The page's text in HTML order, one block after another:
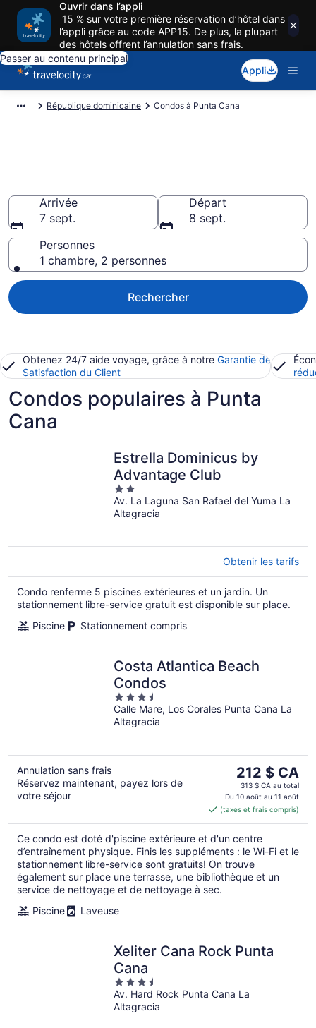
Ouvrir dans l’appli
15 % sur votre première réservation d’hôtel dans
l’appli grâce au code APP15. De plus, la plupart
des hôtels offrent l’annulation sans frais.
Passer au contenu principal
Appli
République dominicaine Condos à Punta Cana
Arrivée
7 sept.
Départ
8 sept.
Personnes
1 chambre, 2 personnes
Rechercher
Obtenez 24/7 aide voyage, grâce à notre Garantie de
Satisfaction du Client
Condos populaires à Punta
Cana
Estrella Dominicus by
Advantage Club
2
out
of
Av. La Laguna San Rafael del Yuma La
Altagracia
Obtenir les tarifs
Condo renferme 5 piscines extérieures et un jardin. Un
stationnement libre-service gratuit est disponible sur place.
Piscine
Stationnement compris
Costa Atlantica Beach
Condos
3.5
out
of
Calle Mare, Los Corales Punta Cana La
Altagracia
Annulation sans frais
Réservez maintenant, payez lors de
votre séjour
Le
prix
est
de 212 $ CA
par
nuit
212 $ CA
313 $ CA au total
Du 10 août au 11 août
(taxes et frais compris)
Ce condo est doté d'piscine extérieure et d'un centre
d’entraînement physique. Finis les suppléments : le Wi-Fi et le
stationnement libre-service sont gratuits! On trouve
également sur place une terrasse, une bibliothèque et un
service de nettoyage et de nettoyage à sec.
Piscine
Laveuse
Xeliter Cana Rock Punta
Cana
3.5
out
of
Av. Hard Rock Punta Cana La
Altagracia